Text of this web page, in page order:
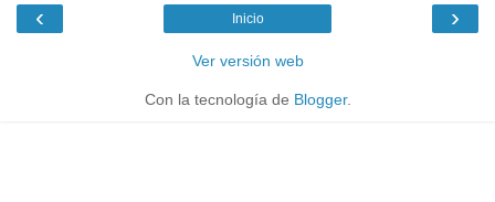
‹ ›
Inicio
Ver versión web
Con la tecnología de Blogger.